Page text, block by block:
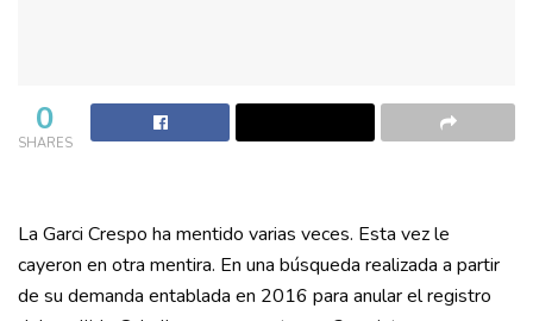
0
SHARES
La Garci Crespo ha mentido varias veces. Esta vez le
cayeron en otra mentira. En una búsqueda realizada a partir
de su demanda entablada en 2016 para anular el registro